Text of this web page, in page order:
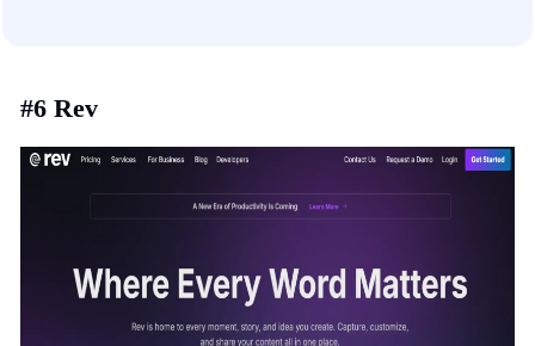
#6 Rev